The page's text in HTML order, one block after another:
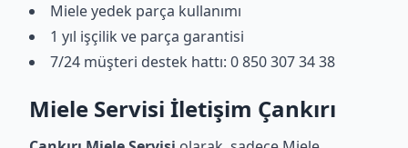
Miele yedek parça kullanımı
1 yıl işçilik ve parça garantisi
7/24 müşteri destek hattı: 0 850 307 34 38
Miele Servisi İletişim Çankırı